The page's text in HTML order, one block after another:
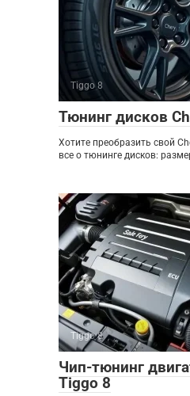
Tiggo 8
Тюнинг дисков
Хотите преобразить свой
все о тюнинге дисков:
Tiggo 8
Чип-тюнинг
Tiggo 8